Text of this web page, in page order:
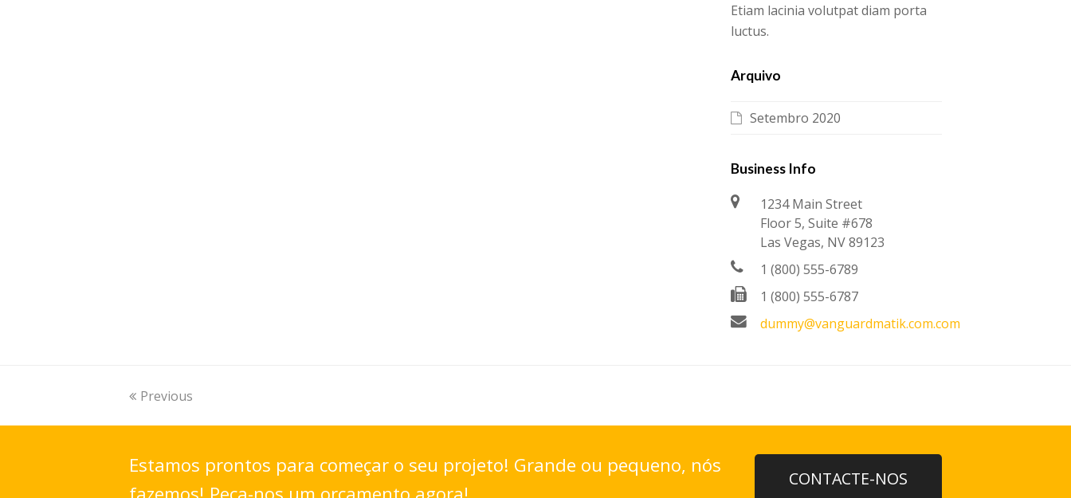
Etiam lacinia volutpat diam porta
luctus.
Arquivo
Setembro 2020
Business Info
1234 Main Street
Floor 5, Suite #678
Las Vegas, NV 89123
1 (800) 555-6789
1 (800) 555-6787
dummy@vanguardmatik.com.com
Previous
Estamos prontos para começar o seu projeto! Grande ou pequeno, nós
CONTACTE-NOS